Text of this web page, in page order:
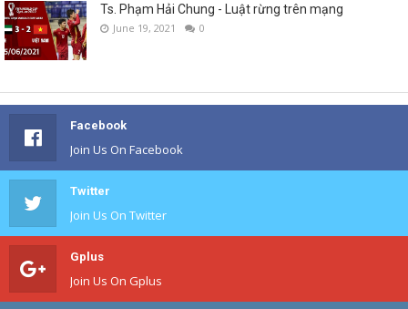
Ts. Phạm Hải Chung - Luật rừng trên mạng
June 19, 2021 0
Facebook
Join Us On Facebook
Twitter
Join Us On Twitter
Gplus
Join Us On Gplus